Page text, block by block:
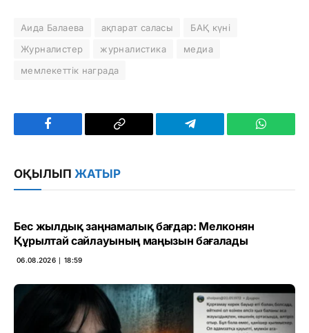
Аида Балаева ақпарат саласы
БАҚ күні
Журналистер
журналистика
медиа
мемлекеттік награда
Facebook
Copy
Telegram
ОҚЫЛЫП ЖАТЫР
Бес жылдық заңнамалық бағдар: Мелконян
Құрылтай сайлауының маңызын бағалады
06.08.2026 ∣ 18:59